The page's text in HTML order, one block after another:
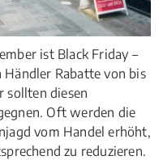
ist Black Friday –
Händler Rabatte von bis
sollten diesen
Oft werden die
vom Handel erhöht,
zu reduzieren.